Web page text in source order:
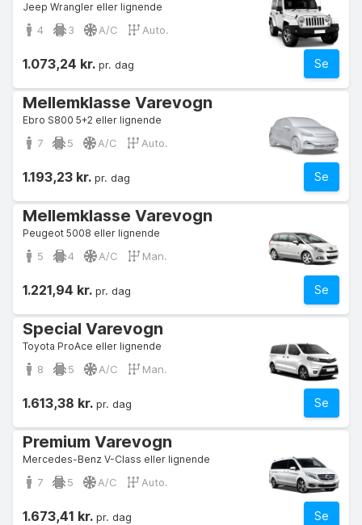
Jeep Wrangler eller lignende
4 3 A/C Auto.
Se
1.073,24 kr. pr. dag
Mellemklasse Varevogn
Ebro S800 5+2 eller lignende
7 5 A/C Auto.
Se
1.193,23 kr. pr. dag
Mellemklasse Varevogn
Peugeot 5008 eller lignende
5 4 A/C Man.
Se
1.221,94 kr. pr. dag
Special Varevogn
Toyota ProAce eller lignende
8 5 A/C Man.
Se
1.613,38 kr. pr. dag
Premium Varevogn
Mercedes-Benz V-Class eller lignende
7 5 A/C Auto.
Se
1.673,41 kr. pr. dag